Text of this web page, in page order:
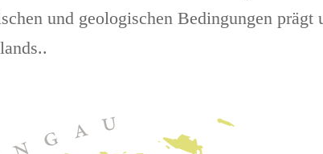
und geologischen Bedingungen prägt